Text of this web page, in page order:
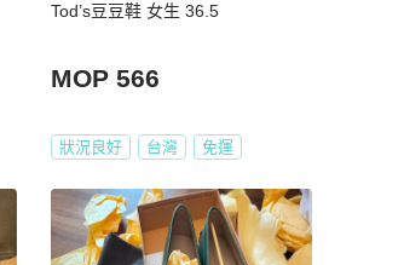
Tod’s豆豆鞋 女生 36.5
MOP 566
狀況良好 台灣 免運